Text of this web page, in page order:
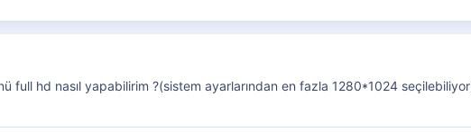
full hd nasıl yapabilirim ?(sistem ayarlarından en fazla 1280*1024